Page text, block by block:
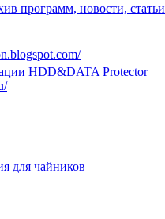
программ, новости, статьи
HDD&DATA Protector
для чайников